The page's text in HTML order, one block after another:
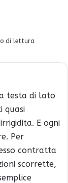
di lettura
testa di lato
quasi
E ogni
Per
contratta
scorrette,